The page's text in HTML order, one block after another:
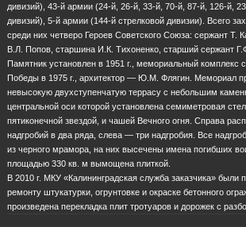
дивизий), 43-й армии (24-й, 26-й, 33-й, 70-й, 87-й, 126-й,
дивизий), 5-й армии (144-й стрелковой дивизии). Всего
среди них четверо Героев Советского Союза: сержант Т.
В.Л. Попов, старшина И.К. Тихоненко, старший сержант
Памятник установлен в 1951 г., мемориальный комплекс
Победы в 1975 г., архитектор — Ю.М. Флягин. Мемориал
невысокую двухступенчатую террасу с небольшим
центральной оси которой установлена семиметровая
пятиконечной звездой, и чашей Вечного огня. Справа
надгробий в два ряда, слева — три надгробия. Все
из черного мрамора, на них высечены имена погибших
площадью 330 кв. м вымощена плиткой.
В 2010 г. МКУ «Калининградская служба заказчика» были
ремонту штукатурки, огрунтовке и окраске бетонного
произведена перекладка плит тротуаров и дорожек с